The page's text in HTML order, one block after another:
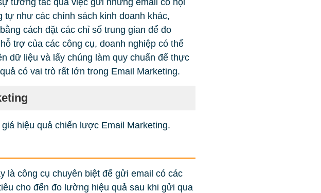
tương tác qua việc gửi những email có nội
như các chính sách kinh doanh khác,
cách đặt các chỉ số trung gian để đo
trợ của các công cụ, doanh nghiệp có thể
dữ liệu và lấy chúng làm quy chuẩn để thực
có vai trò rất lớn trong Email Marketing.
hiệu quả chiến lược Email Marketing.
là công cụ chuyên biệt để gửi email có các
cho đến đo lường hiệu quả sau khi gửi qua